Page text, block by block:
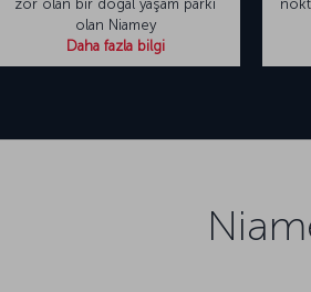
zor olan bir doğal yaşam parkı
olan Niamey
Daha fazla bilgi